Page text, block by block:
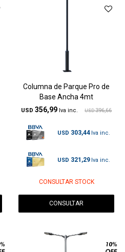
Columna de Parque Pro de
Base Ancha 4mt
USD 356,99 USD 396,66
USD 303,44
USD 321,29
CONSULTAR STOCK
CONSULTAR